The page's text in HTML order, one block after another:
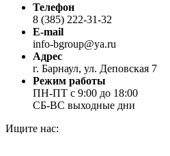
Телефон
8 (385) 222-31-32
E-mail
info-bgroup@ya.ru
Адрес
г. Барнаул, ул. Деповская 7
Режим работы
ПН-ПТ с 9:00 до 18:00
СБ-ВС выходные дни
Ищите нас: